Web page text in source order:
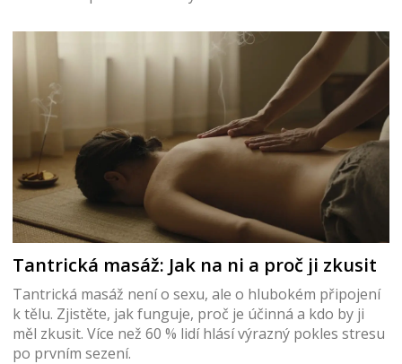
Tantrická masáž: Jak na ni a proč ji zkusit
Tantrická masáž není o sexu, ale o hlubokém připojení
k tělu. Zjistěte, jak funguje, proč je účinná a kdo by ji
měl zkusit. Více než 60 % lidí hlásí výrazný pokles stresu
po prvním sezení.